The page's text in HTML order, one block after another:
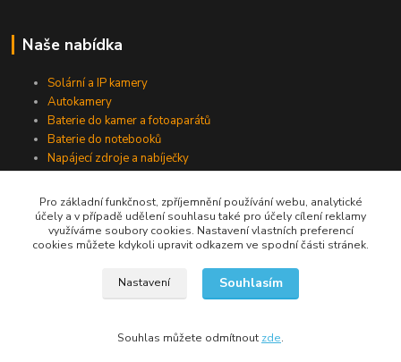
Naše nabídka
Solární a IP kamery
Autokamery
Baterie do kamer a fotoaparátů
Baterie do notebooků
Napájecí zdroje a nabíječky
Jsme na Facebooku
Pro základní funkčnost, zpříjemnění používání webu, analytické
účely a v případě udělení souhlasu také pro účely cílení reklamy
využíváme soubory cookies. Nastavení vlastních preferencí
cookies můžete kdykoli upravit odkazem ve spodní části stránek.
Nastavení Souhlasím
Souhlas můžete odmítnout zde.